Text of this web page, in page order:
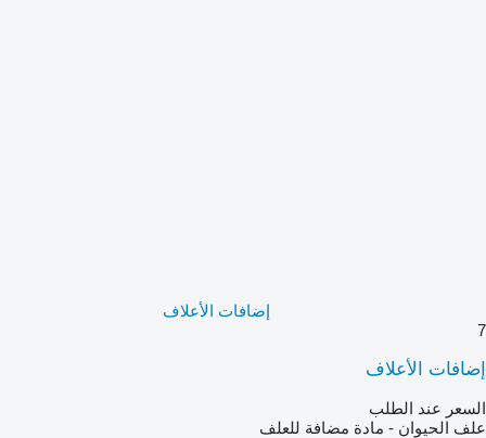
إضافات الأعلاف
7
إضافات الأعلاف
السعر عند الطلب
علف الحيوان - مادة مضافة للعلف